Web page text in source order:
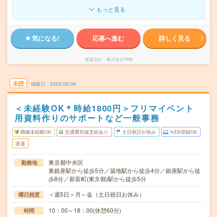
もっと見る
気になる! 応募へ進む 詳しく見る
派遣会社 株式会社PBB
未読 掲載日 2026/08/08
＜未経験OK＊時給1800円＞フリマイベント
用資料作りのサポートなど一般事務
職種未経験OK 交通費別途支給あり 土日祝日が休み WEB登録OK
派遣
勤務地
東京都中央区
東銀座駅から徒歩5分／築地駅から徒歩4分／銀座駅から徒
歩8分／新富町(東京都)駅から徒歩5分
曜日頻度 ＜週5日＞月～金（土日祝日お休み）
時間 10：00～18：00(休憩60分)